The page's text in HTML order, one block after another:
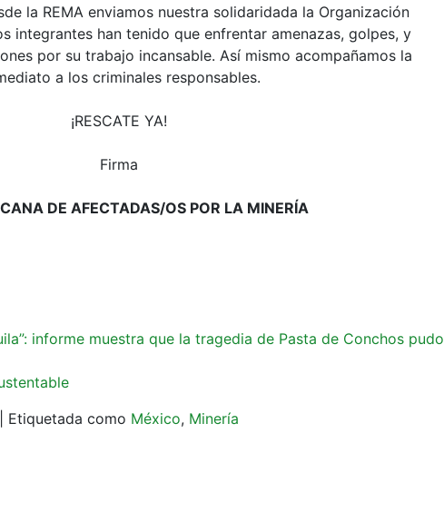
la REMA enviamos nuestra solidaridada la Organización
integrantes han tenido que enfrentar amenazas, golpes, y
por su trabajo incansable. Así mismo acompañamos la
a los criminales responsables.
¡RESCATE YA!
Firma
DE AFECTADAS/OS POR LA MINERÍA
informe muestra que la tragedia de Pasta de Conchos pudo
Etiquetada como México, Minería